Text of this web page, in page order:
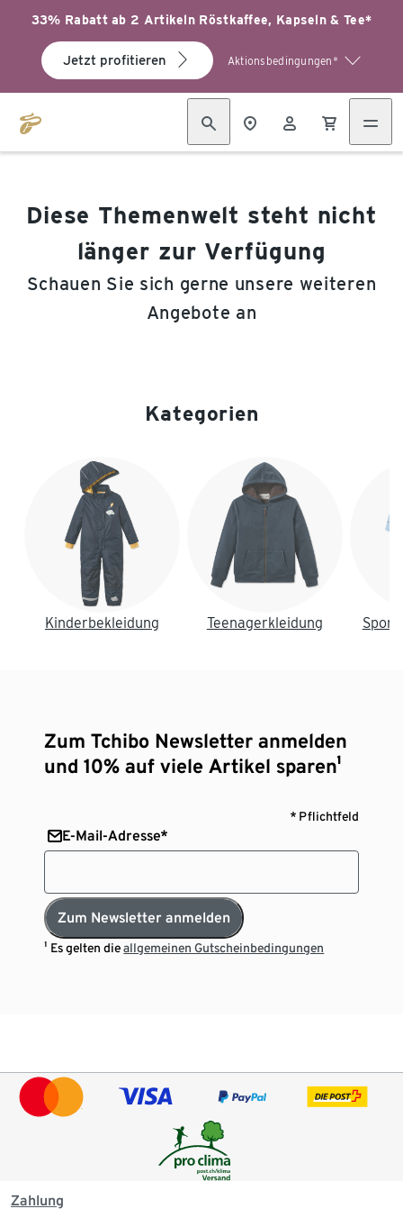
33% Rabatt ab 2 Artikeln Röstkaffee, Kapseln & Tee*
Jetzt profitieren Aktionsbedingungen*
Diese Themenwelt steht nicht
länger zur Verfügung
Schauen Sie sich gerne unsere weiteren
Angebote an
Kategorien
Kinderbekleidung Teenagerkleidung
Zum Tchibo Newsletter anmelden
und 10% auf viele Artikel sparen¹
* Pflichtfeld
E-Mail-Adresse*
Zum Newsletter anmelden
¹ Es gelten dieallgemeinen Gutscheinbedingungen
Zahlung